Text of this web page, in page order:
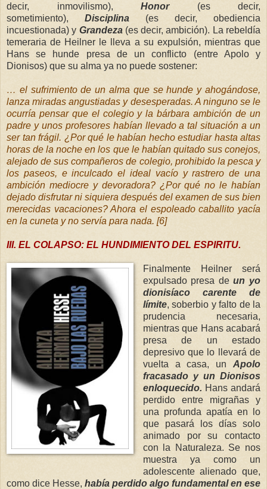
decir, inmovilismo), Honor (es decir,
sometimiento), Disciplina
(es decir, obediencia
incuestionada) y Grandeza (es decir, ambición). La rebeldía
temeraria de Heilner le lleva a su expulsión, mientras que
Hans se hunde presa de un conflicto (entre Apolo y
Dionisos) que su alma ya no puede sostener:
… el sufrimiento de un alma que se hunde y ahogándose,
lanza miradas angustiadas y desesperadas. A ninguno se le
ocurría pensar que el colegio y la bárbara ambición de un
padre y unos profesores habían llevado a tal situación a un
ser tan frágil. ¿Por qué le habían hecho estudiar hasta altas
horas de la noche en los que le habían quitado sus conejos,
alejado de sus compañeros de colegio, prohibido la pesca y
los paseos, e inculcado el ideal vacío y rastrero de una
ambición mediocre y devoradora? ¿Por qué no le habían
dejado disfrutar ni siquiera después del examen de sus bien
merecidas vacaciones? Ahora el espoleado caballito yacía
en la cuneta y no servía para nada. [6]
III. EL COLAPSO: EL HUNDIMIENTO DEL ESPIRITU.
Finalmente Heilner será
expulsado presa deun yo
dionisíaco carente de
límite, soberbio y falto de la
prudencia necesaria,
mientras que Hans acabará
presa de un estado
depresivo que lo llevará de
vuelta a casa, un Apolo
fracasado y un Dionisos
enloquecido. Hansandará
perdido entre migrañas y
una profunda apatía en lo
que pasará los días solo
animado por su contacto
con la Naturaleza. Se nos
muestra ya como un
adolescente alienado que,
como dice Hesse, había perdido algo fundamental en ese